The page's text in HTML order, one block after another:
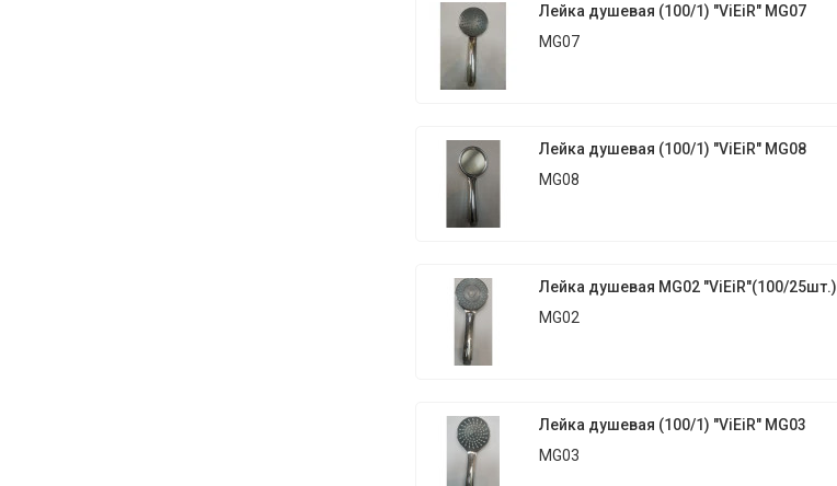
Лейка душевая (100/1) "ViEiR" MG07
MG07
Лейка душевая (100/1) "ViEiR" MG08
MG08
Лейка душевая MG02 "ViEiR"(100/25шт.)
MG02
Лейка душевая (100/1) "ViEiR" MG03
MG03